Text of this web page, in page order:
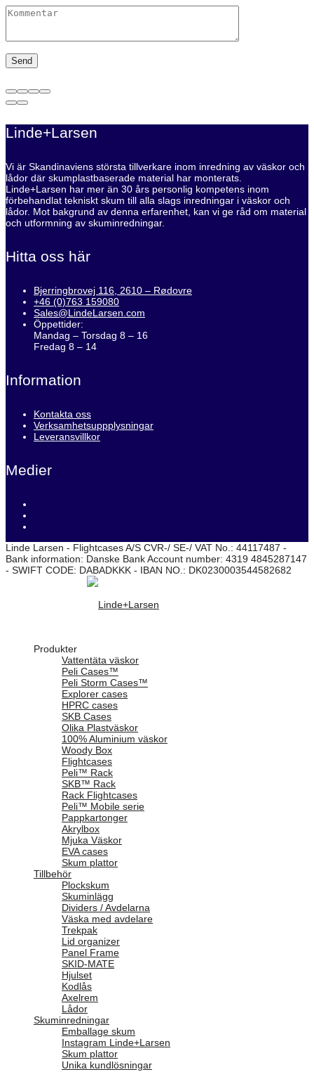
Linde+Larsen
Vi är Skandinaviens största tillverkare inom inredning av väskor och
lådor där skumplastbaserade material har monterats.
Linde+Larsen har mer än 30 års personlig kompetens inom
förbehandlat tekniskt skum till alla slags inredningar i väskor och
lådor. Mot bakgrund av denna erfarenhet, kan vi ge råd om material
och utformning av skuminredningar.
Hitta oss här
Bjerringbrovej 116, 2610 – Rødovre
+46 (0)763 159080
Sales@LindeLarsen.com
Öppettider:
Mandag – Torsdag 8 – 16
Fredag 8 – 14
Information
Kontakta oss
Verksamhetsuppplysningar
Leveransvillkor
Medier
Linde Larsen - Flightcases A/S CVR-/ SE-/ VAT No.: 44117487 -
Bank information: Danske Bank Account number: 4319 4845287147
- SWIFT CODE: DABADKKK - IBAN NO.: DK0230003544582682
Produkter
Vattentäta väskor
Peli Cases™
Peli Storm Cases™
Explorer cases
HPRC cases
SKB Cases
Olika Plastväskor
100% Aluminium väskor
Woody Box
Flightcases
Peli™ Rack
SKB™ Rack
Rack Flightcases
Peli™ Mobile serie
Pappkartonger
Akrylbox
Mjuka Väskor
EVA cases
Skum plattor
Tillbehör
Plockskum
Skuminlägg
Dividers / Avdelarna
Väska med avdelare
Trekpak
Lid organizer
Panel Frame
SKID-MATE
Hjulset
Kodlås
Axelrem
Lådor
Skuminredningar
Emballage skum
Instagram Linde+Larsen
Skum plattor
Unika kundlösningar